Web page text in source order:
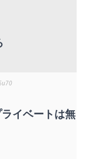
イベートは無